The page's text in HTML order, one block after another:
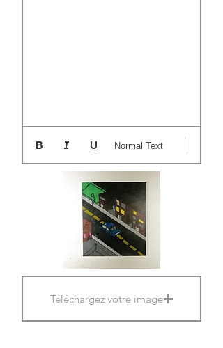
Normal Text
Téléchargez votre image